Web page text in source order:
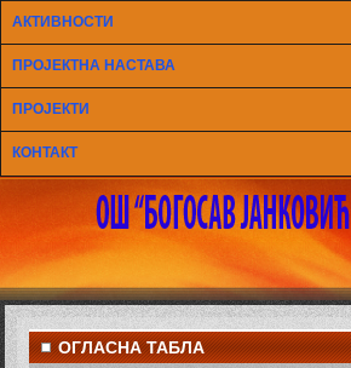
АКТИВНОСТИ
ПРОЈЕКТНА НАСТАВА
ПРОЈЕКТИ
КОНТАКТ
ОГЛАСНА ТАБЛА